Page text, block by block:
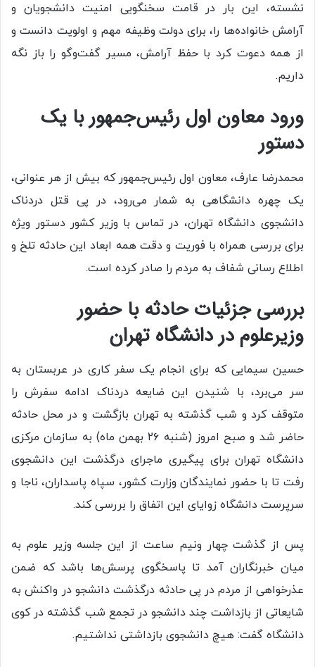
نشسته، این بار در قامت سخنگویی امنیت دانشجویان و
آرامش خانواده‌ها را، برای دولت وظیفه مهم و اولویت دانست و
از همه دعوت کرد با حفظ آرامش، مسیر گفت‌و‌گو را باز نگه
داریم.
ورود معاون اول رئیس‌جمهور با یک
دستور
محمدرضا عارف، معاون اول رئیس‌جمهور که بیش از هر عنوانی،
یک چهره دانشگاهی به شمار می‌رود، در پی قتل دردناک
دانشجوی دانشگاه تهران، در تماس با وزیر کشور دستور ویژه
برای بررسی همراه با فوریت و دقت همه ابعاد این حادثه تلخ و
اطلاع رسانی شفاف به مردم را صادر کرده است.
بررسی جزئیات حادثه با حضور
وزیرعلوم در دانشگاه تهران
حسین سیمایی که برای انجام یک سفر کاری در عربستان به
سر می‌برد، با شنیدن این ضایعه دردناک ادامه سفرش را
متوقف کرد و شب گذشته به تهران بازگشت و در محل حادثه
حاضر شد و صبح امروز (شنبه ۲۶ بهمن ماه) به سازمان مرکزی
دانشگاه تهران برای پیگیری ماجرای درگذشت این دانشجوی
رفت تا با حضور نمایندگان وزارت کشور، سپاه پاسداران، ناجا و
سرپرست دانشگاه زوایای این اتفاق را بررسی کند.
پس از گذشت چهار ونیم ساعت از این جلسه وزیر علوم به
میان خبرنگاران آمد تا پاسخگوی پرسش‌ها باشد که ضمن
عذرخواهی از مردم در پی حادثه درگذشت دانشجو در واکنش به
شایعاتی از بازداشت چند دانشجو در تجمع شب گذشته در کوی
دانشگاه گفت: هیچ دانشجوی بازداشتی نداشتیم.